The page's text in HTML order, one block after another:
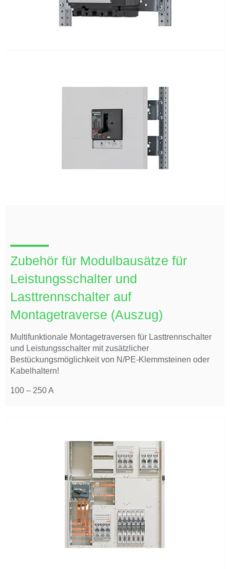
Zubehör für Modulbausätze für
Leistungsschalter und
Lasttrennschalter auf
Montagetraverse (Auszug)
Multifunktionale Montagetraversen für Lasttrennschalter
und Leistungsschalter mit zusätzlicher
Bestückungsmöglichkeit von N/PE-Klemmsteinen oder
Kabelhaltern!
100 – 250 A